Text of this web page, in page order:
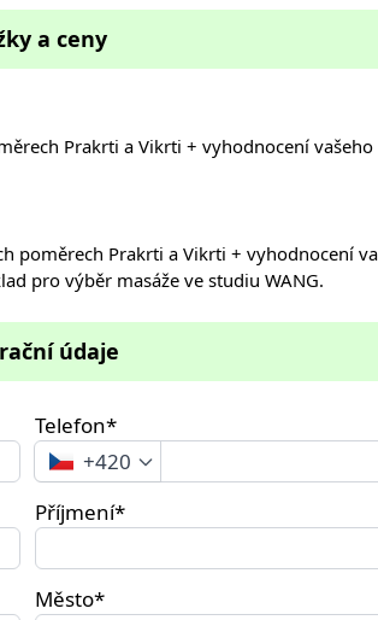
a ceny
Prakrti a Vikrti + vyhodnocení
poměrech Prakrti a Vikrti + vyhodnocení
pro výběr masáže ve studiu WANG.
údaje
Telefon*
+420
Příjmení*
Město*